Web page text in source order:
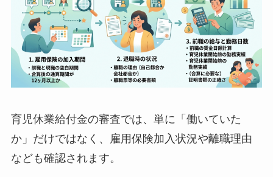
育児休業給付金の審査では、単に「働いていた
か」だけではなく、雇用保険加入状況や離職理由
なども確認されます。